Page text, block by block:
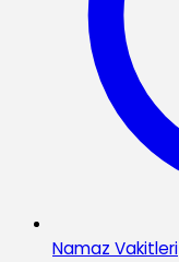
Namaz Vakitleri